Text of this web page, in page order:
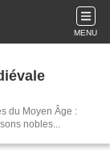
MENU
du Moyen Âge :
nobles...